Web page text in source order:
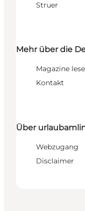
Struer
Mehr über die
Magazine
Kontakt
Über
Webzugang
Disclaimer